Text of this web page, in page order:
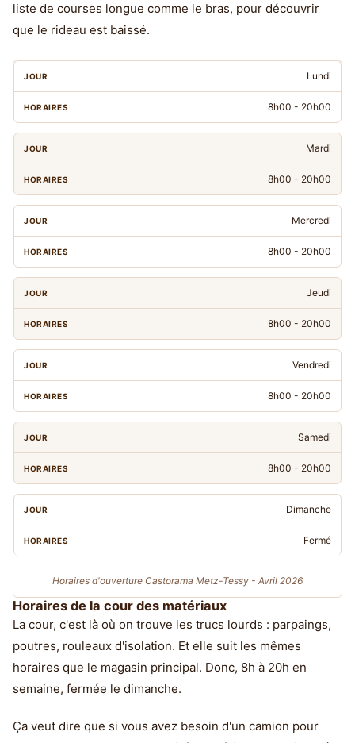
liste de courses longue comme le bras, pour découvrir
que le rideau est baissé.
Horaires d'ouverture Castorama Metz-Tessy - Avril 2026
Lundi
8h00 - 20h00
Mardi
8h00 - 20h00
Mercredi
8h00 - 20h00
Jeudi
8h00 - 20h00
Vendredi
8h00 - 20h00
Samedi
8h00 - 20h00
Dimanche
Fermé
Horaires de la cour des matériaux
La cour, c'est là où on trouve les trucs lourds : parpaings,
poutres, rouleaux d'isolation. Et elle suit les mêmes
horaires que le magasin principal. Donc, 8h à 20h en
semaine, fermée le dimanche.
Ça veut dire que si vous avez besoin d'un camion pour